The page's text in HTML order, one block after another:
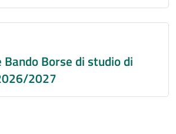
Bando Borse di studio di
2027